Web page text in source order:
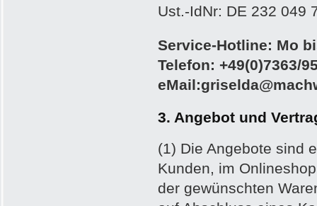
Ust.-IdNr: DE 232 049
Service-Hotline: Mo
Telefon: +49(0)7363/
3. Angebot und
(1) Die Angebote sind
Kunden, im
der gewünschten